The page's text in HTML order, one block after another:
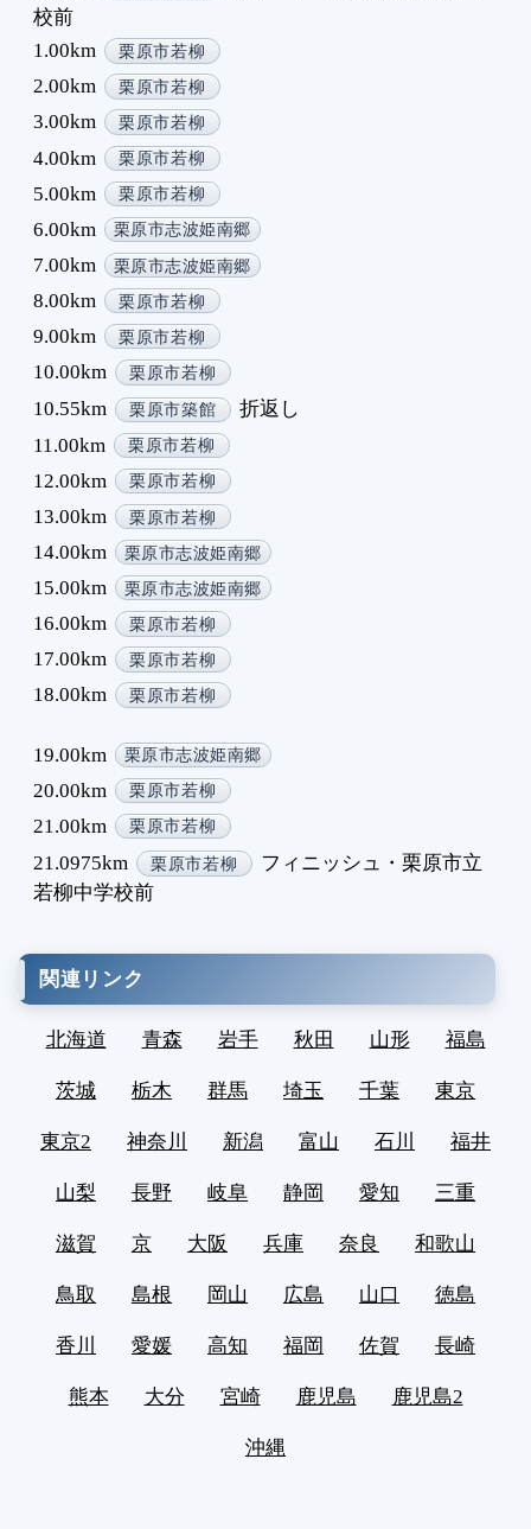
校前
1.00km
栗原市若柳
2.00km 栗原市若柳
3.00km 栗原市若柳
4.00km 栗原市若柳
5.00km 栗原市若柳
6.00km 栗原市志波姫南郷
7.00km 栗原市志波姫南郷
8.00km 栗原市若柳
9.00km 栗原市若柳
10.00km 栗原市若柳
10.55km 栗原市築館
折返し
11.00km
栗原市若柳
12.00km 栗原市若柳
13.00km 栗原市若柳
14.00km 栗原市志波姫南郷
15.00km 栗原市志波姫南郷
16.00km 栗原市若柳
17.00km 栗原市若柳
18.00km 栗原市若柳
19.00km 栗原市志波姫南郷
20.00km 栗原市若柳
21.00km 栗原市若柳
21.0975km 栗原市若柳
フィニッシュ・栗原市立
若柳中学校前
関連リンク
北海道 青森 岩手 秋田 山形 福島
茨城 栃木 群馬 埼玉 千葉 東京
東京2 神奈川 新潟 富山 石川 福井
山梨 長野 岐阜 静岡 愛知 三重
滋賀 京 大阪 兵庫 奈良 和歌山
鳥取 島根 岡山 広島 山口 徳島
香川 愛媛 高知 福岡 佐賀 長崎
熊本 大分 宮崎 鹿児島 鹿児島2
沖縄